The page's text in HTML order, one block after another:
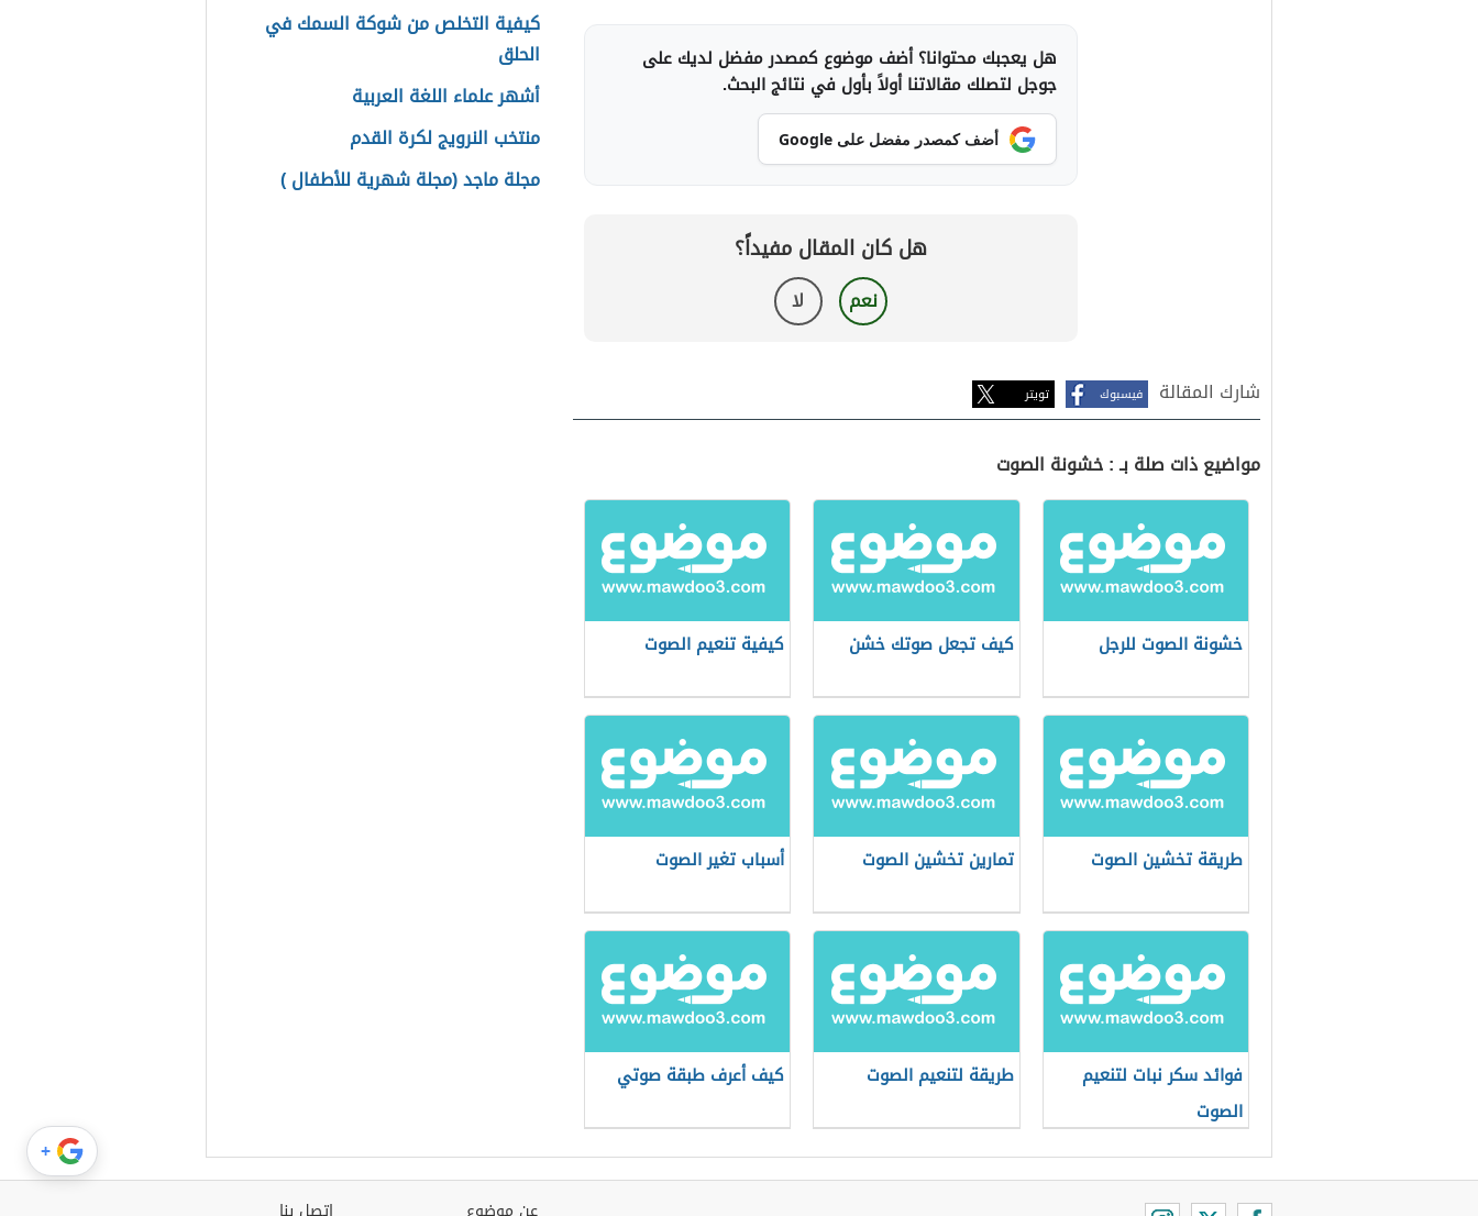
هل يعجبك محتوانا؟ أضف موضوع كمصدر مفضل لديك على
جوجل لتصلك مقالاتنا أولاً بأول في نتائج البحث.
أضف كمصدر مفضل على Google
هل كان المقال مفيداً؟
نعم لا
شارك المقالة فيسبوك تويتر
مواضيع ذات صلة بـ : خشونة الصوت
خشونة الصوت للرجل كيف تجعل صوتك خشن كيفية تنعيم الصوت
طريقة تخشين الصوت تمارين تخشين الصوت أسباب تغير الصوت
فوائد سكر نبات لتنعيم
الصوت
طريقة لتنعيم الصوت كيف أعرف طبقة صوتي
كيفية التخلص من شوكة السمك في
الحلق
أشهر علماء اللغة العربية
منتخب النرويج لكرة القدم
مجلة ماجد (مجلة شهرية للأطفال )
+